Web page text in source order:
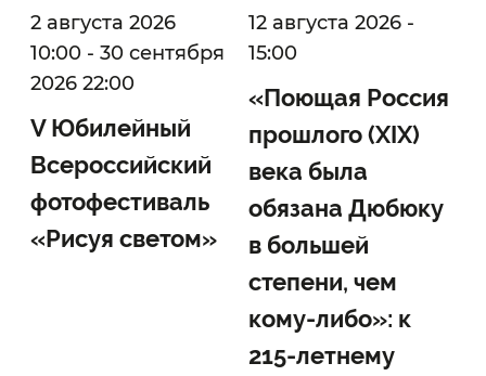
2 августа 2026
10:00 - 30 сентября
2026 22:00
V Юбилейный
Всероссийский
фотофестиваль
«Рисуя светом»
12 августа 2026 -
15:00
«Поющая Россия
прошлого (XIX)
века была
обязана Дюбюку
в большей
степени, чем
кому-либо»: к
215-летнему